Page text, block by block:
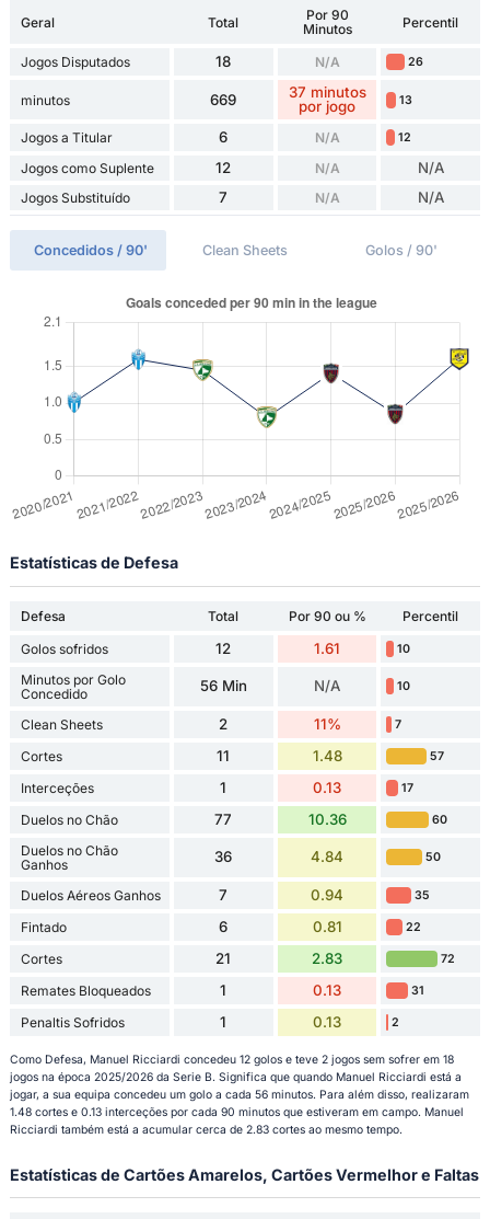
Geral Total
Por 90
Minutos
Percentil
Jogos Disputados 18 N/A 26
minutos 669
37 minutos
por jogo
13
Jogos a Titular 6 N/A 12
Jogos como Suplente 12 N/A N/A
Jogos Substituído 7 N/A N/A
Concedidos / 90' Clean Sheets Golos / 90'
Estatísticas de Defesa
Defesa Total Por 90 ou %
Percentil
Golos sofridos
12 1.61 10
Minutos por Golo
Concedido
56 Min N/A 10
Clean Sheets 2 11% 7
Cortes 11 1.48 57
Interceções 1 0.13 17
Duelos no Chão 77 10.36 60
Duelos no Chão
Ganhos
36 4.84 50
Duelos Aéreos Ganhos 7 0.94 35
Fintado 6 0.81 22
Cortes 21 2.83 72
Remates Bloqueados 1 0.13 31
Penaltis Sofridos 1 0.13 2
Como Defesa, Manuel Ricciardi concedeu 12 golos e teve 2 jogos sem sofrer em 18
jogos na época 2025/2026 da Serie B. Significa que quando Manuel Ricciardi está a
jogar, a sua equipa concedeu um golo a cada 56 minutos. Para além disso, realizaram
1.48 cortes e 0.13 interceções por cada 90 minutos que estiveram em campo. Manuel
Ricciardi também está a acumular cerca de 2.83 cortes ao mesmo tempo.
Estatísticas de Cartões Amarelos, Cartões Vermelhor e Faltas